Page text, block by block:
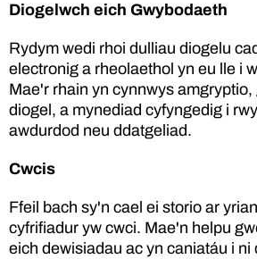
Diogelwch eich Gwybodaeth
Rydym wedi rhoi dulliau diogelu
electronig a rheolaethol yn eu lle i
Mae'r rhain yn cynnwys
diogel, a mynediad cyfyngedig i
awdurdod neu ddatgeliad.
Cwcis
Ffeil bach sy'n cael ei storio ar
cyfrifiadur yw cwci. Mae'n helpu
eich dewisiadau ac yn caniatáu i ni